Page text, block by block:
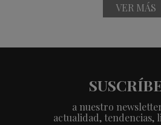
VER MÁS
a nuestro
actualidad, tendencias,